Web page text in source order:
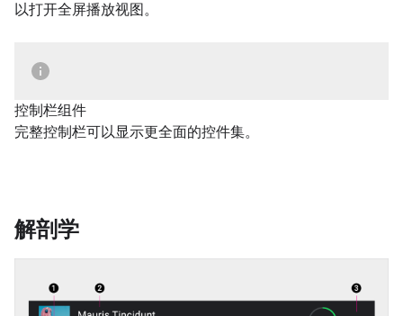
以打开全屏播放视图。
控制栏组件
完整控制栏可以显示更全面的控件集。
解剖学